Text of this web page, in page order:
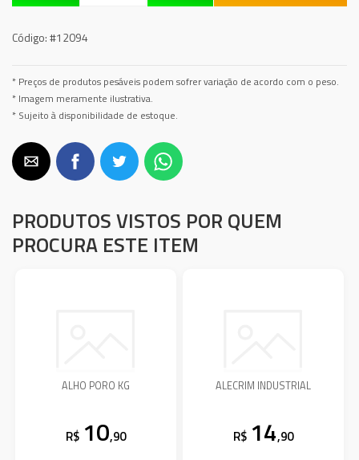
Código:#12094
* Preços de produtos pesáveis podem sofrer variação de acordo com o peso.
* Imagem meramente ilustrativa.
* Sujeito à disponibilidade de estoque.
PRODUTOS VISTOS POR QUEM
PROCURA ESTE ITEM
ALHO PORO KG
R$ 10,90
ALECRIM INDUSTRIAL
R$ 14,90